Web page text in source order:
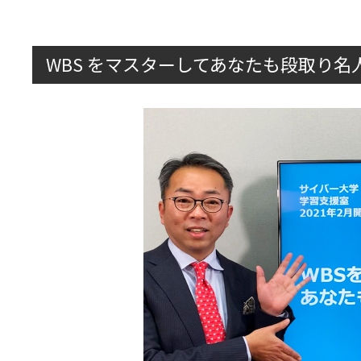
WBS をマスターしてあなたも段取り名